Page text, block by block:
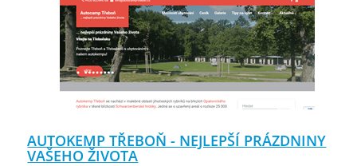
AUTOKEMP TŘEBOŇ - NEJLEPŠÍ PRÁZDNINY
VAŠEHO ŽIVOTA